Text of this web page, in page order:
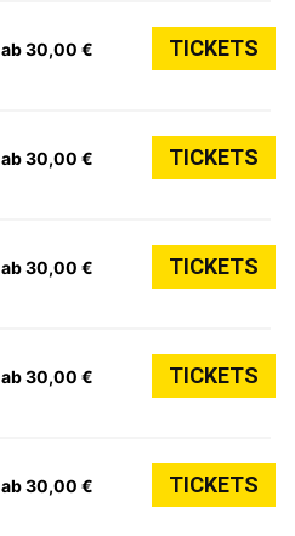
ab 30,00 € TICKETS
ab 30,00 € TICKETS
ab 30,00 € TICKETS
ab 30,00 € TICKETS
ab 30,00 € TICKETS